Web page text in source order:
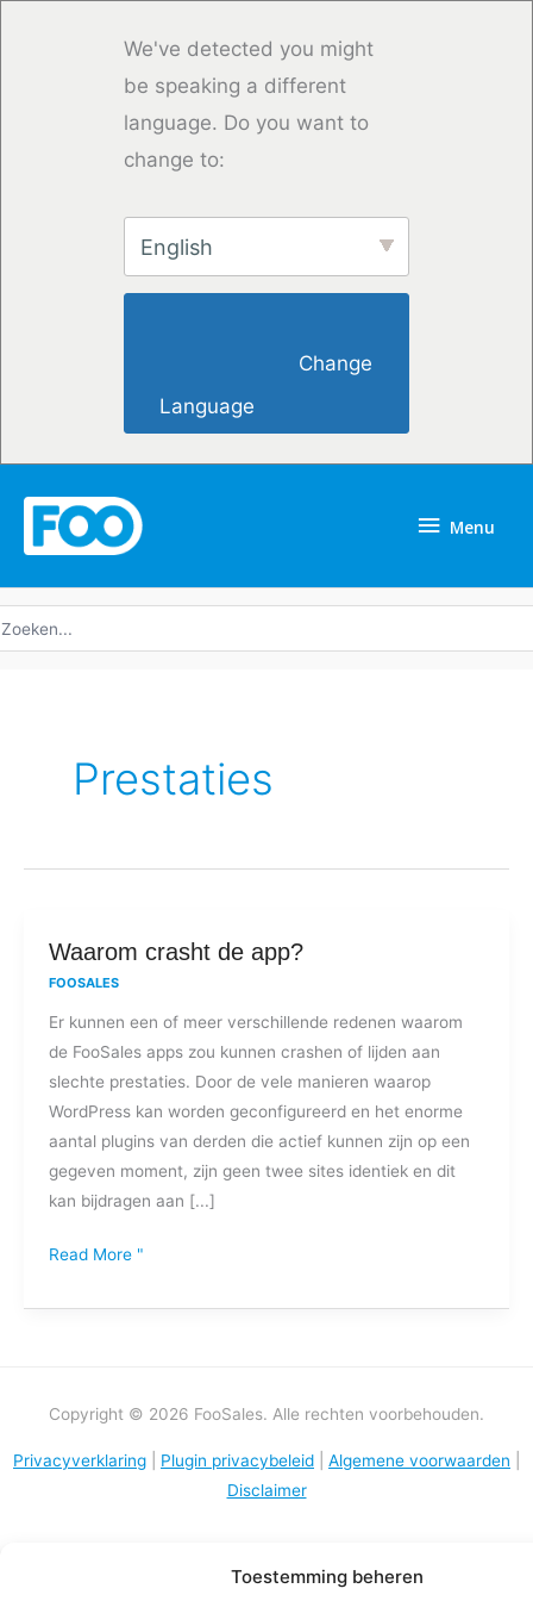
Toestemming beheren
We've detected you might
be speaking a different
language. Do you want to
change to:
English
Language
Menu
Prestaties
Waarom crasht de app?
FOOSALES
Er kunnen een of meer verschillende redenen waarom
de FooSales apps zou kunnen crashen of lijden aan
slechte prestaties. Door de vele manieren waarop
WordPress kan worden geconfigureerd en het enorme
aantal plugins van derden die actief kunnen zijn op een
gegeven moment, zijn geen twee sites identiek en dit
kan bijdragen aan [...]
Waarom
crasht
Read More "
Copyright © 2026 FooSales. Alle rechten voorbehouden.
Privacyverklaring Plugin privacybeleid Algemene voorwaarden
Disclaimer